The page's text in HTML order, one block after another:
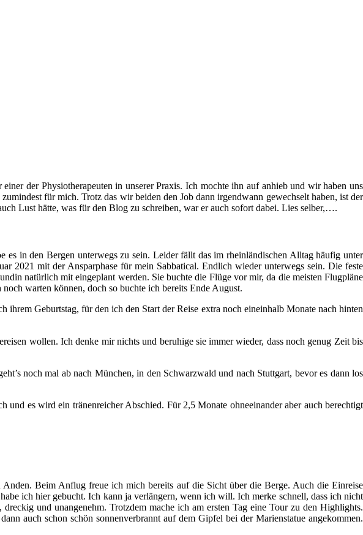
der Physiotherapeuten in unserer Praxis. Ich mochte ihn auf anhieb und wir haben uns
für mich. Trotz das wir beiden den Job dann irgendwann gewechselt haben, ist der
Lust hätte, was für den Blog zu schreiben, war er auch sofort dabei. Lies selber,….
in den Bergen unterwegs zu sein. Leider fällt das im rheinländischen Alltag häufig unter
2021 mit der Ansparphase für mein Sabbatical. Endlich wieder unterwegs sein. Die feste
natürlich mit eingeplant werden. Sie buchte die Flüge vor mir, da die meisten Flugpläne
warten können, doch so buchte ich bereits Ende August.
Geburtstag, für den ich den Start der Reise extra noch eineinhalb Monate nach hinten
wollen. Ich denke mir nichts und beruhige sie immer wieder, dass noch genug Zeit bis
noch mal ab nach München, in den Schwarzwald und nach Stuttgart, bevor es dann los
es wird ein tränenreicher Abschied. Für 2,5 Monate ohneeinander aber auch berechtigt
Beim Anflug freue ich mich bereits auf die Sicht über die Berge. Auch die Einreise
ich hier gebucht. Ich kann ja verlängern, wenn ich will. Ich merke schnell, dass ich nicht
und unangenehm. Trotzdem mache ich am ersten Tag eine Tour zu den Highlights.
auch schon schön sonnenverbrannt auf dem Gipfel bei der Marienstatue angekommen.